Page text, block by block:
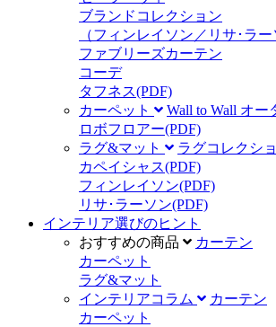
ブランドコレクション
（フィンレイソン／リサ･ラー
ファブリーズカーテン
コーデ
タフネス(PDF)
カーペット
Wall to Wall オー
ロボフロアー(PDF)
ラグ&マット
ラグコレクシ
カペイシャス(PDF)
フィンレイソン(PDF)
リサ･ラーソン(PDF)
インテリア選びのヒント
おすすめの商品
カーテン
カーペット
ラグ&マット
インテリアコラム
カーテン
カーペット